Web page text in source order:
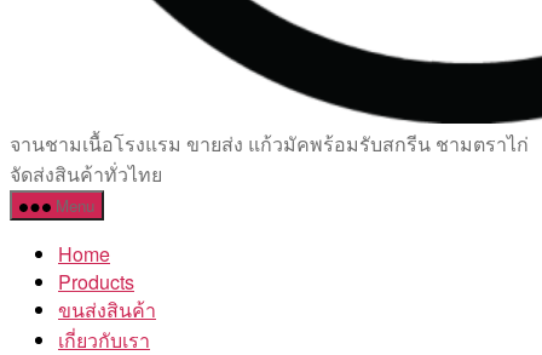
เซรามิค
ครบ
ครัน
โรงงาน
จานชามเนื้อโรงแรม ขายส่ง แก้วมัคพร้อมรับสกรีน ชามตราไก่
จัดส่งสินค้าทั่วไทย
Menu
Home
Products
ขนส่งสินค้า
เกี่ยวกับเรา